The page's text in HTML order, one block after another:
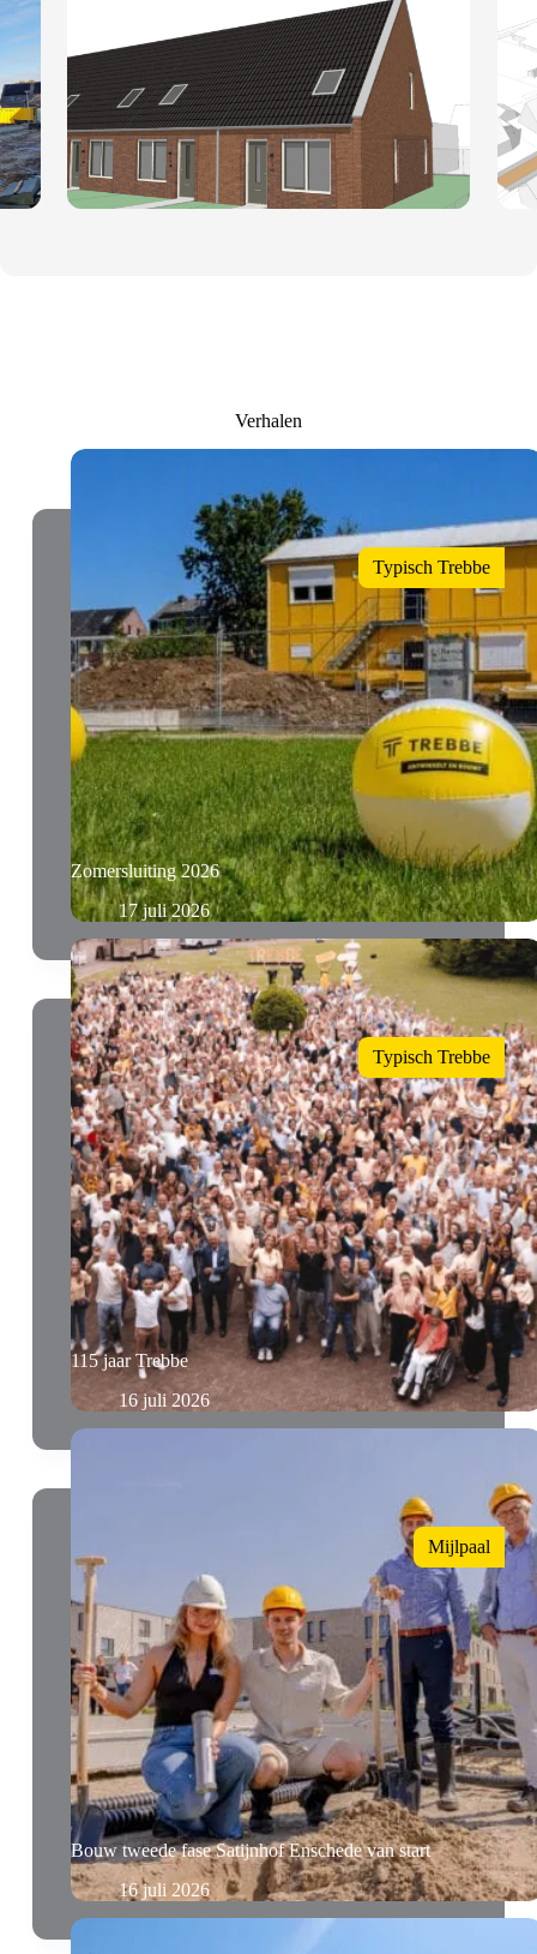
Verhalen
Typisch Trebbe
Zomersluiting 2026
17 juli 2026
Typisch Trebbe
115 jaar Trebbe
16 juli 2026
Mijlpaal
Bouw tweede fase Satijnhof Enschede van start
16 juli 2026